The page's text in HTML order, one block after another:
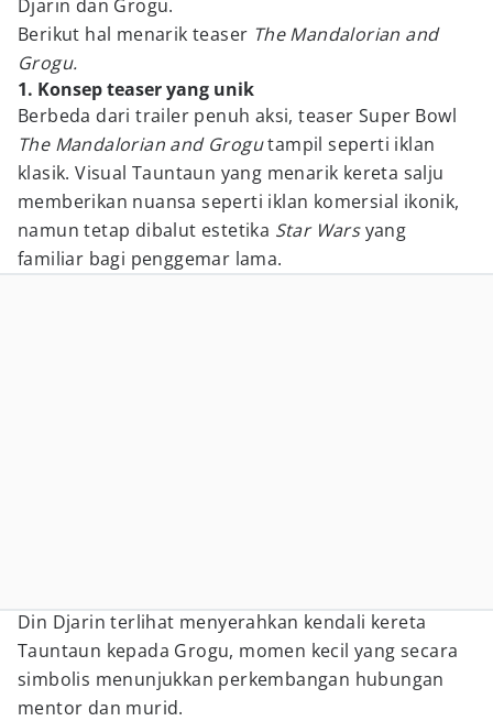
Djarin dan Grogu.
Berikut hal menarik teaser The Mandalorian and
Grogu.
1. Konsep teaser yang unik
Berbeda dari trailer penuh aksi, teaser Super Bowl
The Mandalorian and Grogutampil seperti iklan
klasik. Visual Tauntaun yang menarik kereta salju
memberikan nuansa seperti iklan komersial ikonik,
namun tetap dibalut estetika Star Warsyang
familiar bagi penggemar lama.
Din Djarin terlihat menyerahkan kendali kereta
Tauntaun kepada Grogu, momen kecil yang secara
simbolis menunjukkan perkembangan hubungan
mentor dan murid.